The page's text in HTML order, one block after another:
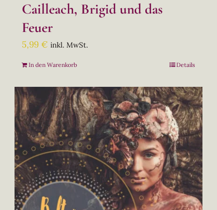
Cailleach, Brigid und das
Feuer
5,99 € inkl. MwSt.
In den Warenkorb Details